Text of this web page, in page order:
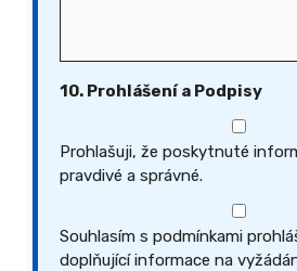
10. Prohlášení a Podpisy
Prohlašuji, že poskytnuté
pravdivé a správné.
Souhlasím s podmínkami
doplňující informace na